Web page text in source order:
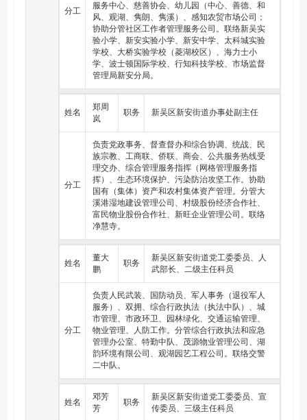
分工
服务中心、慈善协会、幼儿园（中心、善德、和
风、观湖、隽朗、隽溪）、感知农贸市场公司；
协助分管社区工作者管理服务公司。联络新吴实
验小学、新安实验小学、新安中学、太科城实验
学校、大桥实验学校（菱湖校区）、海力士小
学、波士顿国际学校、行知科技学校、市场监督
管理局新安分局。
姓名
郑周
岚
职务 新吴区新安街道办事处副主任
分工
负责党政事务、督查督办和综合协调、统战、民
族宗教、工商联、侨联、商会、公共服务热线受
理交办、综合管理服务指挥（网格管理服务指
挥）、生态环境保护、污染防治攻坚工作。协助
国有（集体）资产和农村集体资产管理。分管大
溪港湿地建设管理公司、村级股份经济合作社、
富民物业股份合作社、新旺企业管理公司。联络
净慧寺。
姓名
董大
鹏
职务
新吴区新安街道党工委委员、人
武部长、二级主任科员
分工
负责人民武装、国防动员、军人事务（退役军人
服务）、双拥、综合行政执法（执法中队）、城
市管理、市政环卫、园林绿化、交通运输管理、
物业管理、人防工作。分管综合行政执法和应急
管理办公室、特勤中队、茂源物业管理公司、湖
韵环境有限公司、观湖园艺工程公司。联络交警
二中队。
姓名
邓芳
芳
职务
新吴区新安街道党工委委员、宣
传委员、三级主任科员